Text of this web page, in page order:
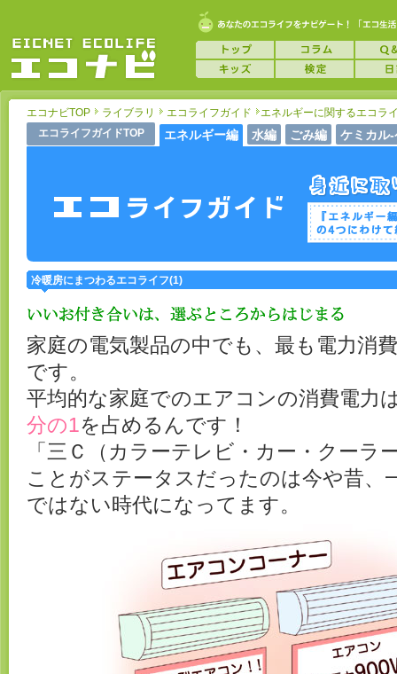
エコナビTOP ライブラリ エコライフガイド
エネルギーに関するエコラ
エコライフガイドTOP
エネルギー編 水編 ごみ編 ケミカル
冷暖房にまつわるエコライフ(1)
家庭の電気製品の中でも、最も電力消
です。
平均的な家庭でのエアコンの消費電力
分の1を占めるんです！
「三Ｃ（カラーテレビ・カー・クーラ
ことがステータスだったのは今や昔、
ではない時代になってます。